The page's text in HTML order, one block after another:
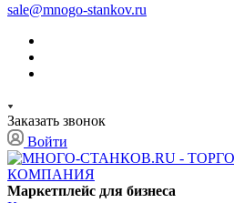
sale@mnogo-stankov.ru
Заказать звонок
Войти
Маркетплейс для бизнеса